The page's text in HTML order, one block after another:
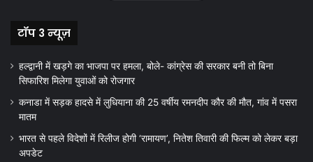
टॉप 3 न्यूज़
हल्द्वानी में खड़गे का भाजपा पर हमला, बोले- कांग्रेस की सरकार बनी तो बिना
सिफारिश मिलेगा युवाओं को रोजगार
कनाडा में सड़क हादसे में लुधियाना की 25 वर्षीय रमनदीप कौर की मौत, गांव में पसरा
मातम
भारत से पहले विदेशों में रिलीज होगी ‘रामायण’, नितेश तिवारी की फिल्म को लेकर बड़ा
अपडेट